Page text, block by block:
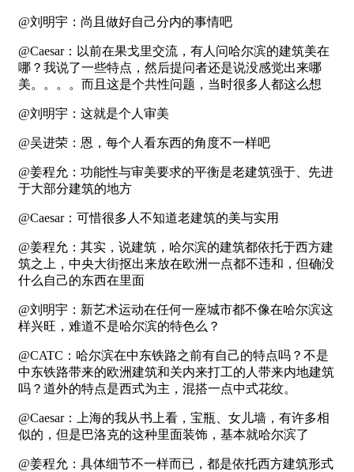
@刘明宇：尚且做好自己分内的事情吧
@Caesar：以前在果戈里交流，有人问哈尔滨的建筑美在
哪？我说了一些特点，然后提问者还是说没感觉出来哪
美。。。。而且这是个共性问题，当时很多人都这么想
@刘明宇：这就是个人审美
@吴进荣：恩，每个人看东西的角度不一样吧
@姜程允：功能性与审美要求的平衡是老建筑强于、先进
于大部分建筑的地方
@Caesar：可惜很多人不知道老建筑的美与实用
@姜程允：其实，说建筑，哈尔滨的建筑都依托于西方建
筑之上，中央大街抠出来放在欧洲一点都不违和，但确没
什么自己的东西在里面
@刘明宇：新艺术运动在任何一座城市都不像在哈尔滨这
样兴旺，难道不是哈尔滨的特色么？
@CATC：哈尔滨在中东铁路之前有自己的特点吗？不是
中东铁路带来的欧洲建筑和关内来打工的人带来内地建筑
吗？道外的特点是西式为主，混搭一点中式花纹。
@Caesar：上海的我从书上看，宝瓶、女儿墙，有许多相
似的，但是巴洛克的这种里面装饰，基本就哈尔滨了
@姜程允：具体细节不一样而已，都是依托西方建筑形式